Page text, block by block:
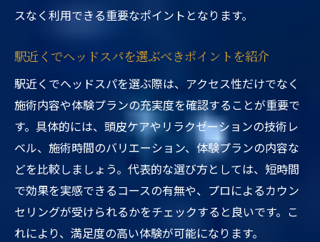
スなく利用できる重要なポイントとなります。
駅近くでヘッドスパを選ぶべきポイントを紹介
駅近くでヘッドスパを選ぶ際は、アクセス性だけでなく
施術内容や体験プランの充実度を確認することが重要で
す。具体的には、頭皮ケアやリラクゼーションの技術レ
ベル、施術時間のバリエーション、体験プランの内容な
どを比較しましょう。代表的な選び方としては、短時間
で効果を実感できるコースの有無や、プロによるカウン
セリングが受けられるかをチェックすると良いです。こ
れにより、満足度の高い体験が可能になります。